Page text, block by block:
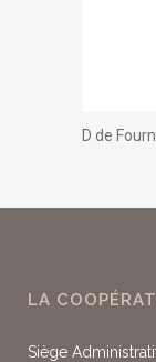
D de
LA
Siège